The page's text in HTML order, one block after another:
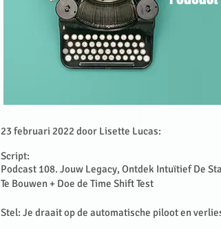
23 februari 2022 door Lisette Lucas:
Script:
Podcast 108. Jouw Legacy, Ontdek Intuïtief De
Te Bouwen + Doe de Time Shift Test
Stel: Je draait op de automatische piloot en